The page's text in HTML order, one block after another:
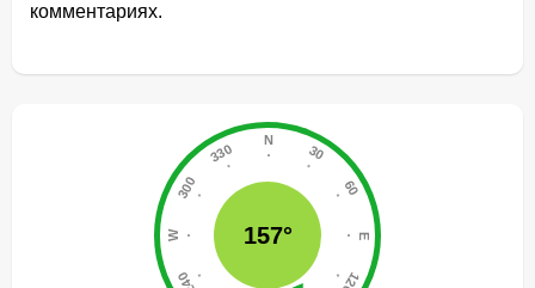
комментариях.
157°